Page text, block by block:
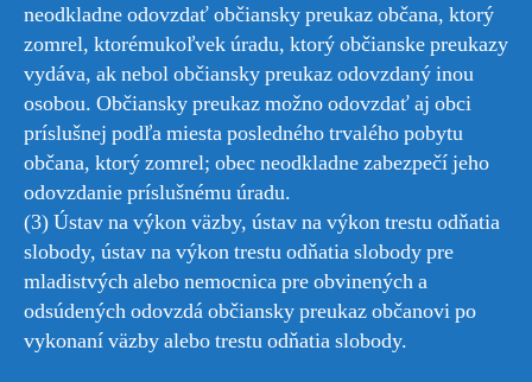
neodkladne odovzdať občiansky preukaz občana, ktorý
zomrel, ktorémukoľvek úradu, ktorý občianske preukazy
vydáva, ak nebol občiansky preukaz odovzdaný inou
osobou. Občiansky preukaz možno odovzdať aj obci
príslušnej podľa miesta posledného trvalého pobytu
občana, ktorý zomrel; obec neodkladne zabezpečí jeho
odovzdanie príslušnému úradu.
(3) Ústav na výkon väzby, ústav na výkon trestu odňatia
slobody, ústav na výkon trestu odňatia slobody pre
mladistvých alebo nemocnica pre obvinených a
odsúdených odovzdá občiansky preukaz občanovi po
vykonaní väzby alebo trestu odňatia slobody.